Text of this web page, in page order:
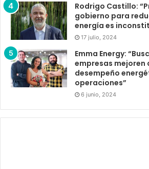
Rodrigo Castillo:
gobierno para
energía es
17 julio, 2024
Emma Energy:
empresas mejoren
desempeño
operaciones”
6 junio, 2024